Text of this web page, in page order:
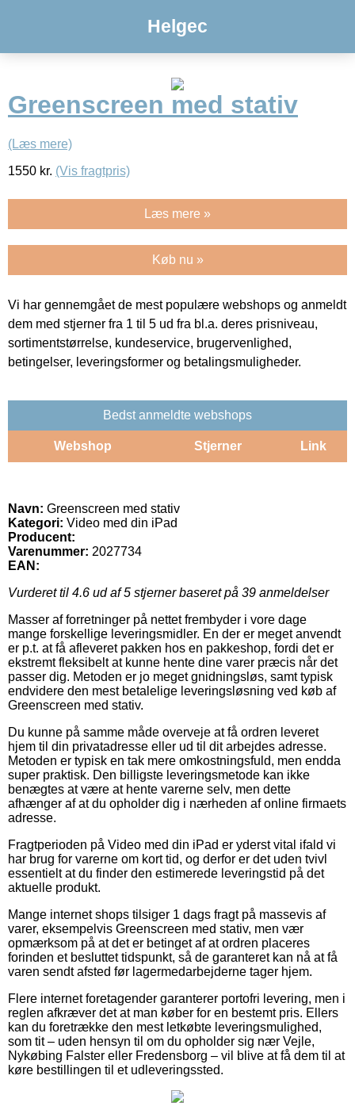
Helgec
Greenscreen med stativ
(Læs mere)
1550 kr. (Vis fragtpris)
Læs mere »
Køb nu »
Vi har gennemgået de mest populære webshops og anmeldt
dem med stjerner fra 1 til 5 ud fra bl.a. deres prisniveau,
sortimentstørrelse, kundeservice, brugervenlighed,
betingelser, leveringsformer og betalingsmuligheder.
Bedst anmeldte webshops
Webshop Stjerner Link
Navn: Greenscreen med stativ
Kategori: Video med din iPad
Producent:
Varenummer: 2027734
EAN:
Vurderet til 4.6 ud af 5 stjerner baseret på 39 anmeldelser
Masser af forretninger på nettet frembyder i vore dage
mange forskellige leveringsmidler. En der er meget anvendt
er p.t. at få afleveret pakken hos en pakkeshop, fordi det er
ekstremt fleksibelt at kunne hente dine varer præcis når det
passer dig. Metoden er jo meget gnidningsløs, samt typisk
endvidere den mest betalelige leveringsløsning ved køb af
Greenscreen med stativ.
Du kunne på samme måde overveje at få ordren leveret
hjem til din privatadresse eller ud til dit arbejdes adresse.
Metoden er typisk en tak mere omkostningsfuld, men endda
super praktisk. Den billigste leveringsmetode kan ikke
benægtes at være at hente varerne selv, men dette
afhænger af at du opholder dig i nærheden af online firmaets
adresse.
Fragtperioden på Video med din iPad er yderst vital ifald vi
har brug for varerne om kort tid, og derfor er det uden tvivl
essentielt at du finder den estimerede leveringstid på det
aktuelle produkt.
Mange internet shops tilsiger 1 dags fragt på massevis af
varer, eksempelvis Greenscreen med stativ, men vær
opmærksom på at det er betinget af at ordren placeres
forinden et besluttet tidspunkt, så de garanteret kan nå at få
varen sendt afsted før lagermedarbejderne tager hjem.
Flere internet foretagender garanterer portofri levering, men i
reglen afkræver det at man køber for en bestemt pris. Ellers
kan du foretrække den mest letkøbte leveringsmulighed,
som tit – uden hensyn til om du opholder sig nær Vejle,
Nykøbing Falster eller Fredensborg – vil blive at få dem til at
køre bestillingen til et udleveringssted.